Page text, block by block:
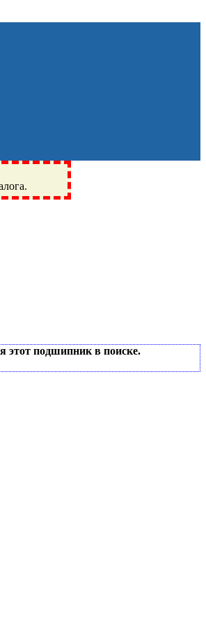
пневматика, метизы,
ХАРП, CX, РОЛТОМ, APZ, FBJ, KYK,
этот подшипник в поиске.